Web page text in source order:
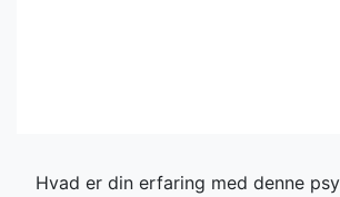
Hvad er din erfaring med denne